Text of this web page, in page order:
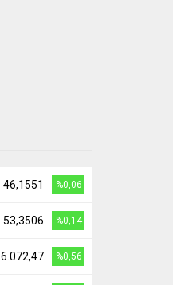
46,1551 %0,06
53,3506 %0,14
6.072,47 %0,56